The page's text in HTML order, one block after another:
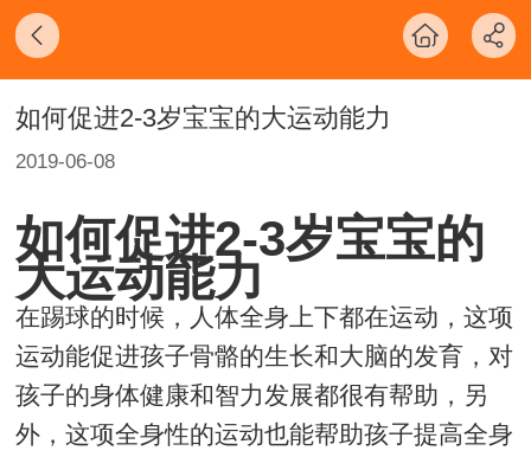
如何促进2-3岁宝宝的大运动能力
2019-06-08
如何促进2-3岁宝宝的
大运动能力
在踢球的时候，人体全身上下都在运动，这项
运动能促进孩子骨骼的生长和大脑的发育，对
孩子的身体健康和智力发展都很有帮助，另
外，这项全身性的运动也能帮助孩子提高全身